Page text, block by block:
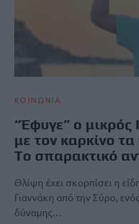
ΚΟΙΝΩΝΙΑ
“Έφυγε” ο μικρός
με τον καρκίνο τα
Tο σπαρακτικό
Θλίψη έχει σκορπίσει η
Γιαννάκη από την Σύρο,
δύναμης…